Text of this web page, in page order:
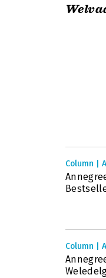
Column |
Column |